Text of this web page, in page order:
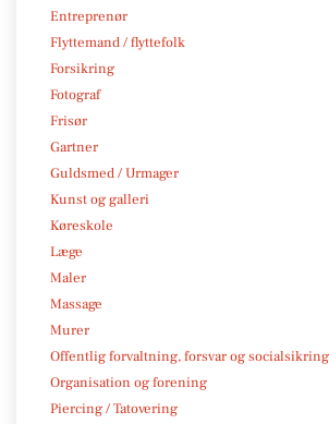
Entreprenør
Flyttemand / flyttefolk
Forsikring
Fotograf
Frisør
Gartner
Guldsmed / Urmager
Kunst og galleri
Køreskole
Læge
Maler
Massage
Murer
Offentlig forvaltning, forsvar og socialsikring
Organisation og forening
Piercing / Tatovering